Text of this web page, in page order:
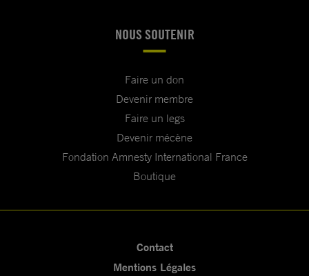
NOUS SOUTENIR
Faire un don
Devenir membre
Faire un legs
Devenir mécène
Fondation Amnesty International France
Boutique
Contact
Mentions Légales